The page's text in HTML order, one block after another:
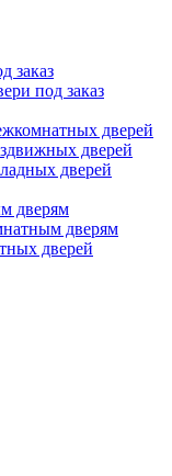
заказ
под заказ
дверей
дверей
дверей
дверям
дверям
дверей